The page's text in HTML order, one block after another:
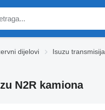
dijelovi Isuzu transmisija
N2R kamiona